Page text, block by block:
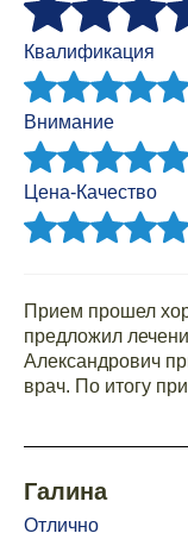
Квалификация
Внимание
Цена-Качество
Прием прошел
предложил
Александрович
врач. По итогу
Галина
Отлично